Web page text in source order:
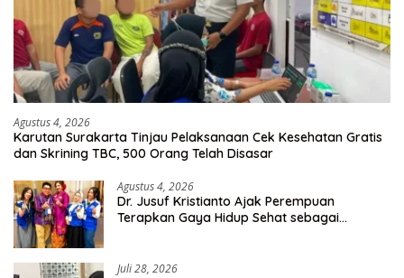
Agustus 4, 2026
Karutan Surakarta Tinjau Pelaksanaan Cek Kesehatan Gratis
dan Skrining TBC, 500 Orang Telah Disasar
Agustus 4, 2026
Dr. Jusuf Kristianto Ajak Perempuan
Terapkan Gaya Hidup Sehat sebagai
Juli 28, 2026